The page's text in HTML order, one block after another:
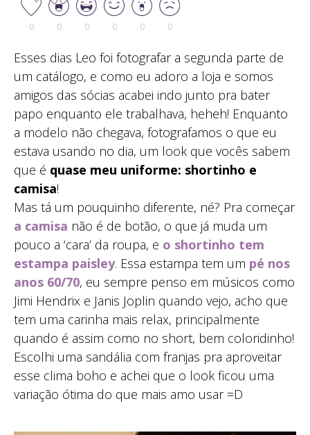
0 0 0 0 0 0
Esses dias Leo foi fotografar a segunda parte de
um catálogo, e como eu adoro a loja e somos
amigos das sócias acabei indo junto pra bater
papo enquanto ele trabalhava, heheh! Enquanto
a modelo não chegava, fotografamos o que eu
estava usando no dia, um look que vocês sabem
que é quase meu uniforme: shortinho e
camisa!
Mas tá um pouquinho diferente, né? Pra começar
a camisa não é de botão, o que já muda um
pouco a ‘cara’ da roupa, e o shortinho tem
estampa paisley. Essa estampa tem um pé nos
anos 60/70, eu sempre penso em músicos como
Jimi Hendrix e Janis Joplin quando vejo, acho que
tem uma carinha mais relax, principalmente
quando é assim como no short, bem coloridinho!
Escolhi uma sandália com franjas pra aproveitar
esse clima boho e achei que o look ficou uma
variação ótima do que mais amo usar =D